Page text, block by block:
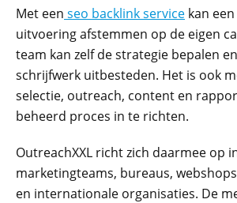
Met een seo backlink service kan
uitvoering afstemmen op de eigen
team kan zelf de strategie bepalen
schrijfwerk uitbesteden. Het is ook
selectie, outreach, content en
beheerd proces in te richten.
OutreachXXL richt zich daarmee op
marketingteams, bureaus,
en internationale organisaties. De